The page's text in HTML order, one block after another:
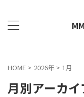
HOME > 2026年 > 1月
月別アーカ